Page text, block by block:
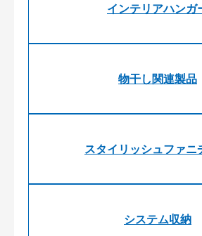
インテリアハンガ
物干し関連製品
スタイリッシュファニ
システム収納